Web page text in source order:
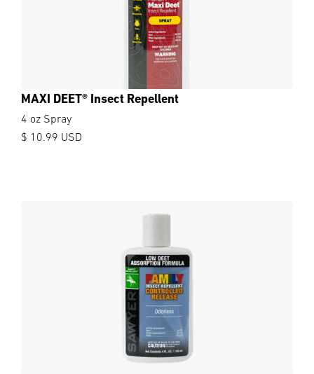
MAXI DEET® Insect Repellent
4 oz Spray
$ 10.99 USD